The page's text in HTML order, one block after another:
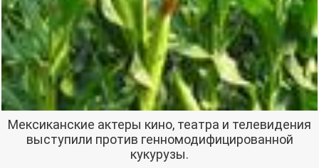
Мексиканские актеры кино, театра и телевидения
выступили против генномодифицированной
кукурузы.